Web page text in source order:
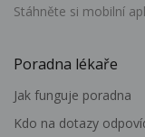
Stáhněte si mobilní
Poradna lékaře
Jak funguje poradna
Kdo na dotazy